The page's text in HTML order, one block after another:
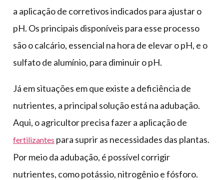
a aplicação de corretivos indicados para ajustar o
pH. Os principais disponíveis para esse processo
são o calcário, essencial na hora de elevar o pH, e o
sulfato de alumínio, para diminuir o pH.
Já em situações em que existe a deficiência de
nutrientes, a principal solução está na adubação.
Aqui, o agricultor precisa fazer a aplicação de
fertilizantes para suprir as necessidades das plantas.
Por meio da adubação, é possível corrigir
nutrientes, como potássio, nitrogênio e fósforo.